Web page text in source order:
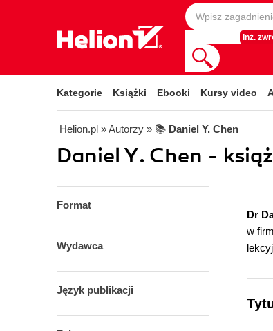
Inż.
Kategorie Książki Ebooki Kursy video
Helion.pl » Autorzy » 📚 Daniel Y. Chen
Daniel Y. Chen -
Format
Wydawca
Język publikacji
Dr
w